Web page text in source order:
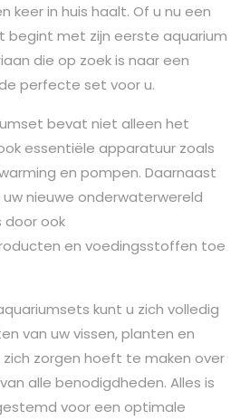
keer in huis haalt. Of u nu een
begint met zijn eerste aquarium
die op zoek is naar een
perfecte set voor u.
bevat niet alleen het
essentiële apparatuur zoals
en pompen. Daarnaast
nieuwe onderwaterwereld
door ook
en voedingsstoffen toe
kunt u zich volledig
van uw vissen, planten en
zorgen hoeft te maken over
alle benodigdheden. Alles is
voor een optimale